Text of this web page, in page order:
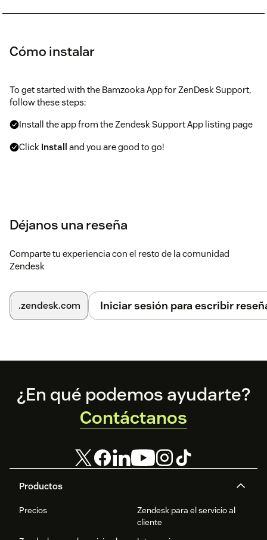
Cómo instalar
To get started with the Bamzooka App for ZenDesk Support,
follow these steps:
Install the app from the Zendesk Support App listing page
Click Install and you are good to go!
Déjanos una reseña
Comparte tu experiencia con el resto de la comunidad
Zendesk
.zendesk.com Iniciar sesión para escribir
Footer
Productos
Precios
Zendesk para el servicio al
cliente
¿En qué podemos ayudarte?
Contáctanos